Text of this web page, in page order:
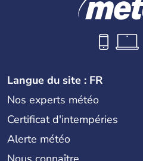
Langue du site : FR
Nos experts météo
Certificat d'intempéries
Alerte météo